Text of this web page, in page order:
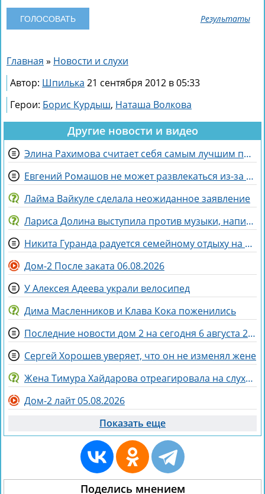
Результаты
Главная » Новости и слухи
Автор: Шпилька 21 сентября 2012 в 05:33
Герои: Борис Курдыш, Наташа Волкова
Другие новости и видео
Элина Рахимова считает себя самым лучшим подарком на день рождения
Евгений Ромашов не может развлекаться из-за беременности жены Анастасии
Лайма Вайкуле сделала неожиданное заявление
Лариса Долина выступила против музыки, написанной искусственным интеллектом
Никита Гуранда радуется семейному отдыху на Майорке
Дом-2 После заката 06.08.2026
У Алексея Адеева украли велосипед
Дима Масленников и Клава Кока поженились
Последние новости дом 2 на сегодня 6 августа 2026
Сергей Хорошев уверяет, что он не изменял жене
Жена Тимура Хайдарова отреагировала на слухи о колдовстве
Дом-2 лайт 05.08.2026
Показать еще
Поделись мнением